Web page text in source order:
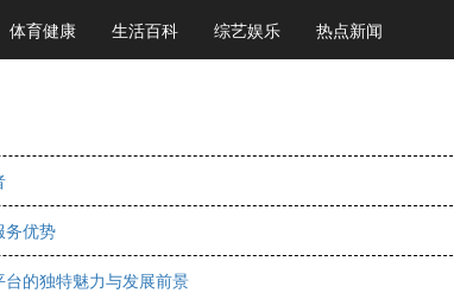
体育健康 生活百科 综艺娱乐 热点新闻
务优势
的独特魅力与发展前景